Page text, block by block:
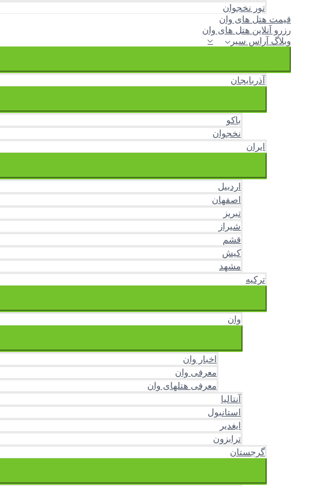
تور نخجوان
قیمت هتل های وان
رزرو آنلاین هتل های وان
وبلاگ آراس سیر
آذربایجان
باکو
نخجوان
ایران
اردبیل
اصفهان
تبریز
شیراز
قشم
کیش
مشهد
ترکیه
وان
اخبار وان
معرفی وان
معرفی هتلهای وان
آنتالیا
استانبول
ایغدیر
ترابزون
گرجستان